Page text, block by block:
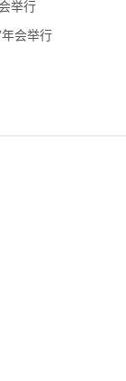
举行
会举行